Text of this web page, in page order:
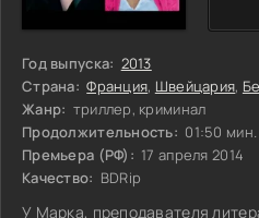
Год выпуска: 2013
Страна: Франция, Швейцария,
Жанр: триллер, криминал
Продолжительность: 01:50 мин.
Премьера (РФ): 17 апреля 2014
Качество: BDRip
У Марка, преподавателя